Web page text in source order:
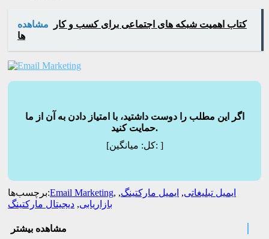
مشاهده
کتاب اهمیت شبکه های اجتماعی برای کسب و کار
ها
اگر این مطلب را دوست داشتید، با امتیاز دادن به آن از ما
حمایت کنید.
[کل:میانگین: ]
برچسب‌ها:Email Marketing, ایمیل تبلیغاتی, ایمیل مارکتینگ,
بازاریابی, دیجیتال مارکتینگ
مشاهده بیشتر